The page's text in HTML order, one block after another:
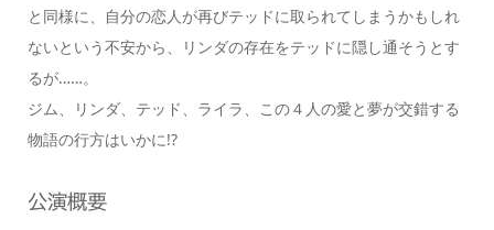
と同様に、自分の恋人が再びテッドに取られてしまうかもしれ
ないという不安から、リンダの存在をテッドに隠し通そうとす
るが……。
ジム、リンダ、テッド、ライラ、この４人の愛と夢が交錯する
物語の行方はいかに!?
公演概要